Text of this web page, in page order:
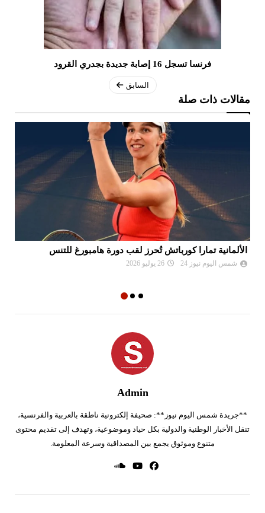
فرنسا تسجل 16 إصابة جديدة بجدري القرود
السابق
مقالات ذات صلة
موعد سحب قرعة الدور التمهيدي لرابطة أبطال إفريقيا وكأس
الكونفدرالية
Admin
**جريدة شمس اليوم نيوز**: صحيفة إلكترونية ناطقة بالعربية والفرنسية،
تنقل الأخبار الوطنية والدولية بكل حياد وموضوعية، وتهدف إلى تقديم محتوى
متنوع وموثوق يجمع بين المصداقية وسرعة المعلومة.